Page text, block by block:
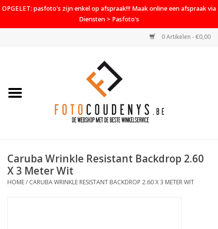
OPGELET: pasfoto's zijn enkel op afspraak!!! Maak online een afspraak via
Diensten > Pasfoto's
0 Artikelen - €0,00
Home
PROMO
Diensten
Caruba Wrinkle Resistant Backdrop 2.60
X 3 Meter Wit
HOME/ CARUBA WRINKLE RESISTANT BACKDROP 2.60 X 3 METER WIT